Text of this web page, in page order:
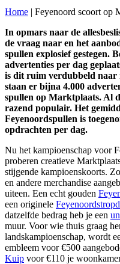
Home | Feyenoord scoort op
In opmars naar de
de vraag naar en het
spullen explosief gestegen.
advertenties per dag
is dit ruim verdubbeld naar
staan er bijna 4.000
spullen op Marktplaats. Al
razend populair. Het
Feyenoordspullen is
opdrachten per dag.
Nu het kampioenschap voor
proberen creatieve
stijgende kampioenskoorts.
en andere merchandise
uiteen. Een echt gouden
een originele
datzelfde bedrag heb je een
muur. Voor wie thuis graag
landskampioenschap, wordt
embleem voor €500
Kuip voor €110 je